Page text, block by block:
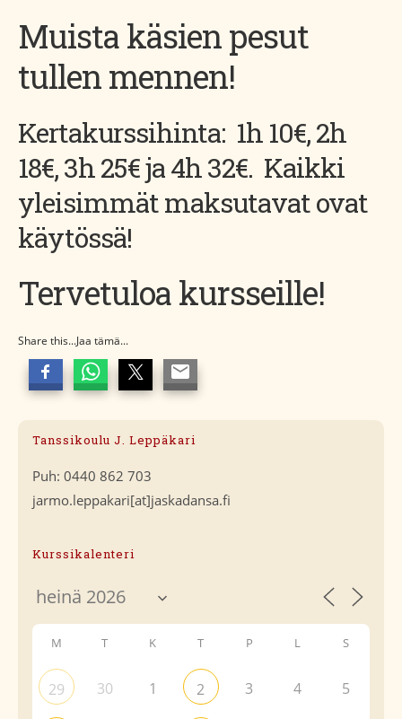
Muista käsien pesut
tullen mennen!
Kertakurssihinta: 1h 10€, 2h
18€, 3h 25€ ja 4h 32€. Kaikki
yleisimmät maksutavat ovat
käytössä!
Tervetuloa kursseille!
Share this...Jaa tämä...
Tanssikoulu J. Leppäkari
Puh: 0440 862 703
jarmo.leppakari[at]jaskadansa.fi
Kurssikalenteri
M T K T P L S
29 30 1 2 3 4 5